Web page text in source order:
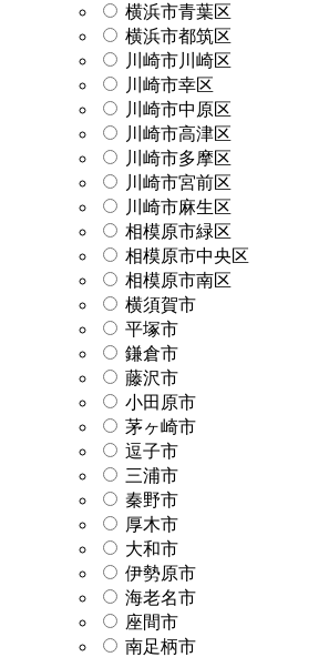
横浜市青葉区
横浜市都筑区
川崎市川崎区
川崎市幸区
川崎市中原区
川崎市高津区
川崎市多摩区
川崎市宮前区
川崎市麻生区
相模原市緑区
相模原市中央区
相模原市南区
横須賀市
平塚市
鎌倉市
藤沢市
小田原市
茅ヶ崎市
逗子市
三浦市
秦野市
厚木市
大和市
伊勢原市
海老名市
座間市
南足柄市